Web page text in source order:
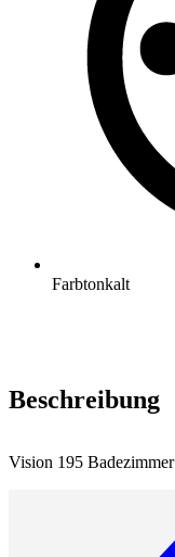
Farbtonkalt
Beschreibung
Vision 195 Badezimmer